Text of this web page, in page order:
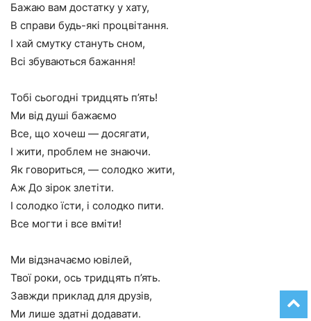
Бажаю вам достатку у хату,
В справи будь-які процвітання.
І хай смутку стануть сном,
Всі збуваються бажання!
Тобі сьогодні тридцять п’ять!
Ми від душі бажаємо
Все, що хочеш — досягати,
І жити, проблем не знаючи.
Як говориться, — солодко жити,
Аж До зірок злетіти.
І солодко їсти, і солодко пити.
Все могти і все вміти!
Ми відзначаємо ювілей,
Твої роки, ось тридцять п’ять.
Завжди приклад для друзів,
Ми лише здатні додавати.